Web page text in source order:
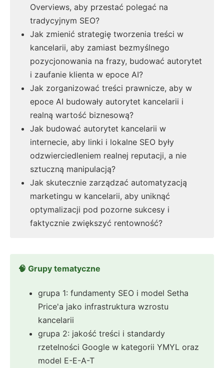
Overviews, aby przestać polegać na
tradycyjnym SEO?
Jak zmienić strategię tworzenia treści w
kancelarii, aby zamiast bezmyślnego
pozycjonowania na frazy, budować autorytet
i zaufanie klienta w epoce AI?
Jak zorganizować treści prawnicze, aby w
epoce AI budowały autorytet kancelarii i
realną wartość biznesową?
Jak budować autorytet kancelarii w
internecie, aby linki i lokalne SEO były
odzwierciedleniem realnej reputacji, a nie
sztuczną manipulacją?
Jak skutecznie zarządzać automatyzacją
marketingu w kancelarii, aby uniknąć
optymalizacji pod pozorne sukcesy i
faktycznie zwiększyć rentowność?
🧠 Grupy tematyczne
grupa 1: fundamenty SEO i model Setha
Price'a jako infrastruktura wzrostu
kancelarii
grupa 2: jakość treści i standardy
rzetelności Google w kategorii YMYL oraz
model E-E-A-T